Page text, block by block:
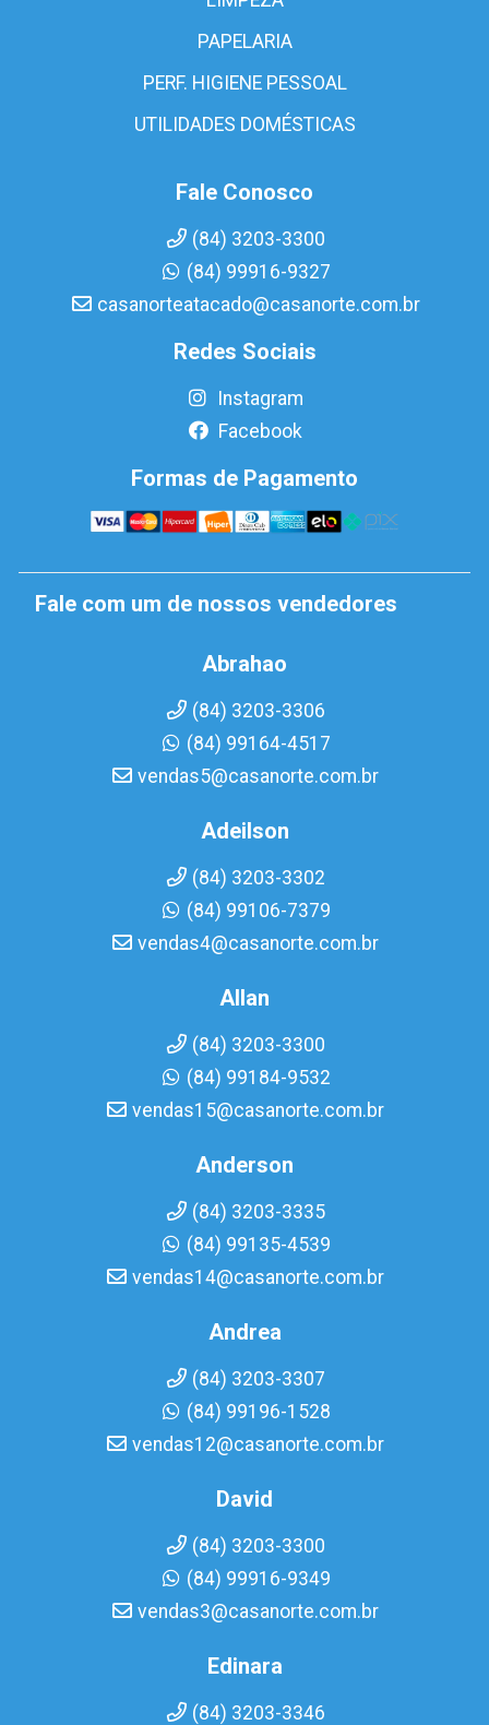
PAPELARIA
PERF. HIGIENE PESSOAL
UTILIDADES DOMÉSTICAS
Fale Conosco
(84) 3203-3300
(84) 99916-9327
casanorteatacado@casanorte.com.br
Redes Sociais
Instagram
Facebook
Formas de Pagamento
Fale com um de nossos vendedores
Abrahao
(84) 3203-3306
(84) 99164-4517
vendas5@casanorte.com.br
Adeilson
(84) 3203-3302
(84) 99106-7379
vendas4@casanorte.com.br
Allan
(84) 3203-3300
(84) 99184-9532
vendas15@casanorte.com.br
Anderson
(84) 3203-3335
(84) 99135-4539
vendas14@casanorte.com.br
Andrea
(84) 3203-3307
(84) 99196-1528
vendas12@casanorte.com.br
David
(84) 3203-3300
(84) 99916-9349
vendas3@casanorte.com.br
Edinara
(84) 3203-3346